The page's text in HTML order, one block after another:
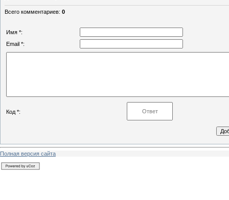
Всего комментариев: 0
Имя *:
Email *:
Код *:
Полная версия сайта